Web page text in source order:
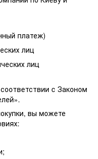
платеж)
лиц
лиц
с Законом
вы можете